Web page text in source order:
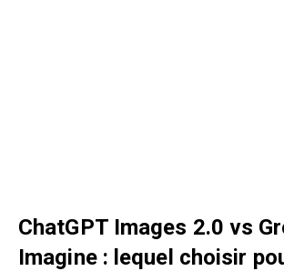
ChatGPT Images 2.0 vs
Imagine : lequel choisir